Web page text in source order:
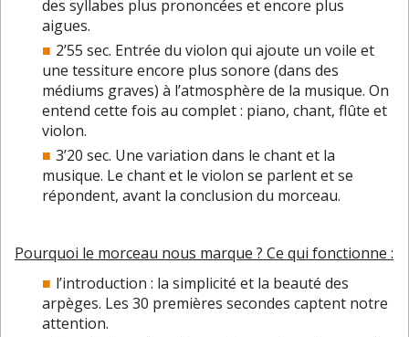
des syllabes plus prononcées et encore plus
aigues.
2’55 sec. Entrée du violon qui ajoute un voile et
une tessiture encore plus sonore (dans des
médiums graves) à l’atmosphère de la musique. On
entend cette fois au complet : piano, chant, flûte et
violon.
3’20 sec. Une variation dans le chant et la
musique. Le chant et le violon se parlent et se
répondent, avant la conclusion du morceau.
Pourquoi le morceau nous marque ? Ce qui fonctionne :
l’introduction : la simplicité et la beauté des
arpèges. Les 30 premières secondes captent notre
attention.